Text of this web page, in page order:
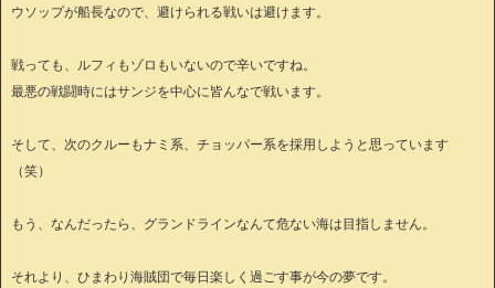
ウソップが船長なので、避けられる戦いは避けます。
戦っても、ルフィもゾロもいないので辛いですね。
最悪の戦闘時にはサンジを中心に皆んなで戦います。
そして、次のクルーもナミ系、チョッパー系を採用しようと思っています
（笑）
もう、なんだったら、グランドラインなんて危ない海は目指しません。
それより、ひまわり海賊団で毎日楽しく過ごす事が今の夢です。